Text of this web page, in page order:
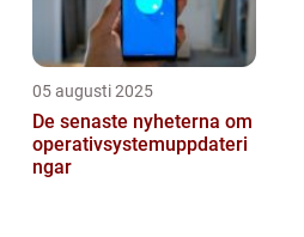
05 augusti 2025
De senaste nyheterna om
operativsystemuppdateri
ngar